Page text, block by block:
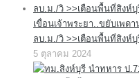
เขื่อนเจ้าพระยา..ขยับเพด
ลบ.ม./วิ >>เตือนพื้นที่สิงห์
5 ตุลาคม 2024